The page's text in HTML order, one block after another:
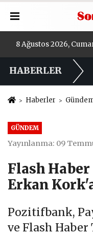
8 Ağustos 2026,
HABERLER
Haberler
GÜNDEM
Yayınlanma: 09
Flash
Erkan
Pozitifbank,
ve Flash